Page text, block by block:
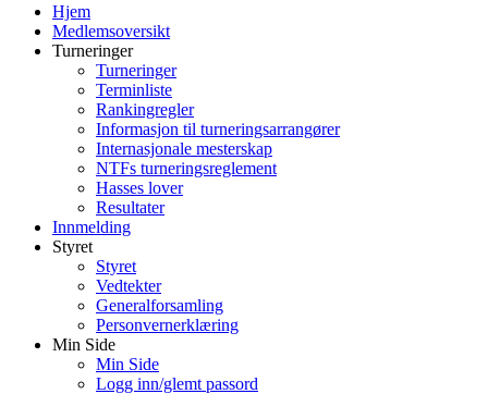
Hjem
Medlemsoversikt
Turneringer
Turneringer
Terminliste
Rankingregler
Informasjon til turneringsarrangører
Internasjonale mesterskap
NTFs turneringsreglement
Hasses lover
Resultater
Innmelding
Styret
Styret
Vedtekter
Generalforsamling
Personvernerklæring
Min Side
Min Side
Logg inn/glemt passord